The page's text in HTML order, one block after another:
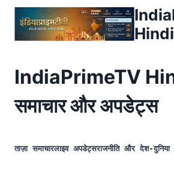
Skip
content
Hindi
IndiaPrimeTV
समाचार और अपडेट्स
ताज़ा समाचारलाइव अपडेट्सराजनीति और देश-